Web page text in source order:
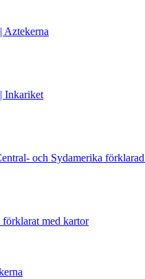
Aztekerna
Inkariket
och Sydamerika
med kartor